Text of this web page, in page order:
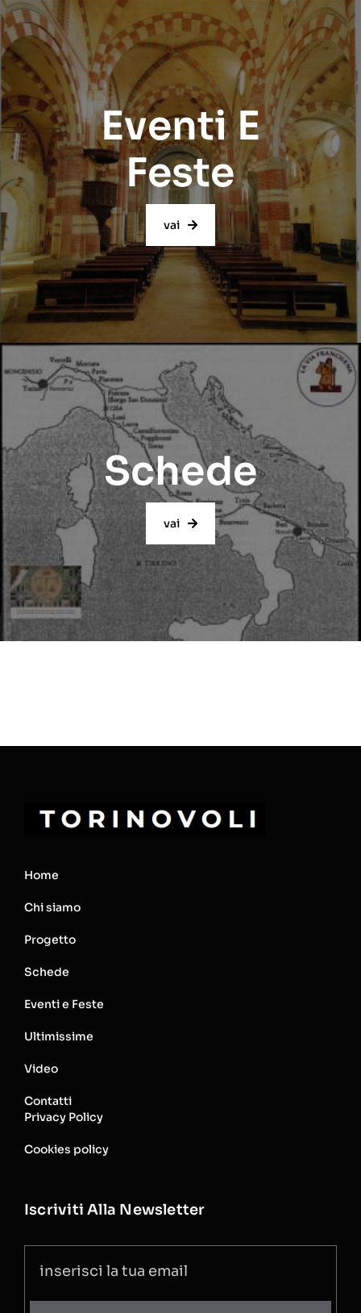
Eventi E
Feste
vai
Schede
vai
Home
Chi siamo
Progetto
Schede
Eventi e Feste
Ultimissime
Video
Contatti
Privacy Policy
Cookies policy
Iscriviti Alla Newsletter